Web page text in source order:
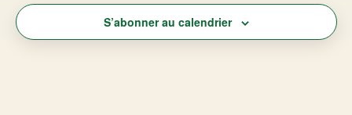
S’abonner au calendrier